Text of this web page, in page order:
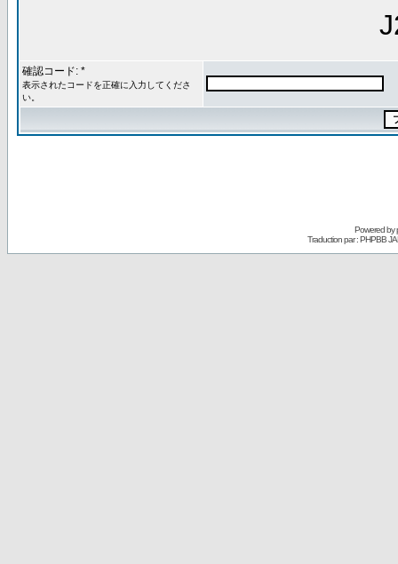
確認コード: *
表示されたコードを正確に入力してくださ
い。
Powered by
Traduction par : PHPBB